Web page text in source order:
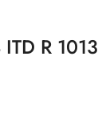
R 1013